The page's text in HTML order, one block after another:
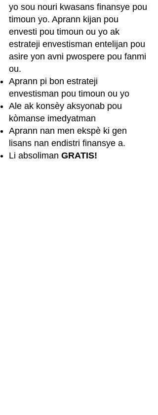
yo sou nouri kwasans finansye pou
timoun yo. Aprann kijan pou
envesti pou timoun ou yo ak
estrateji envestisman entelijan pou
asire yon avni pwospere pou fanmi
ou.
Aprann pi bon estrateji
envestisman pou timoun ou yo
Ale ak konsèy aksyonab pou
kòmanse imedyatman
Aprann nan men ekspè ki gen
lisans nan endistri finansye a.
Li absoliman GRATIS!